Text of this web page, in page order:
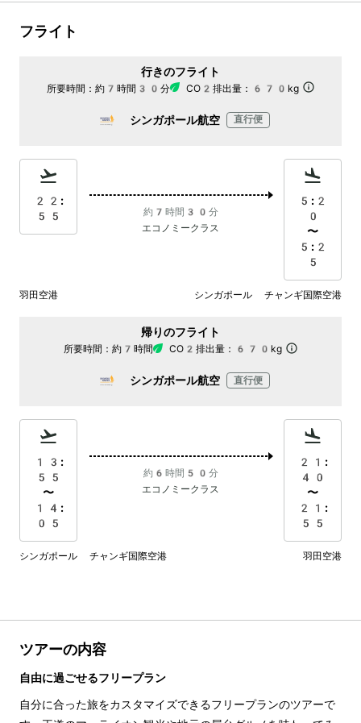
フライト
行きのフライト
所要時間： 約7時間30分 CO2排出量： 670kg
シンガポール航空 直行便
22:
55
約7時間30分
エコノミークラス
5:2
0
〜
5:2
5
羽田空港 シンガポール チャンギ国際空港
帰りのフライト
所要時間： 約7時間 CO2排出量： 670kg
シンガポール航空 直行便
13:
55
〜
14:
05
約6時間50分
エコノミークラス
21:
40
〜
21:
55
シンガポール チャンギ国際空港 羽田空港
ツアーの内容
自由に過ごせるフリープラン
自分に合った旅をカスタマイズできるフリープランのツアーで